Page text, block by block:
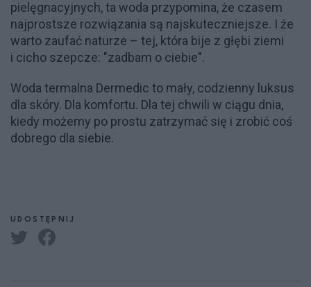
pielęgnacyjnych, ta woda przypomina, że czasem
najprostsze rozwiązania są najskuteczniejsze. I że
warto zaufać naturze – tej, która bije z głębi ziemi
i cicho szepcze: "zadbam o ciebie".
Woda termalna Dermedic to mały, codzienny luksus
dla skóry. Dla komfortu. Dla tej chwili w ciągu dnia,
kiedy możemy po prostu zatrzymać się i zrobić coś
dobrego dla siebie.
UDOSTĘPNIJ